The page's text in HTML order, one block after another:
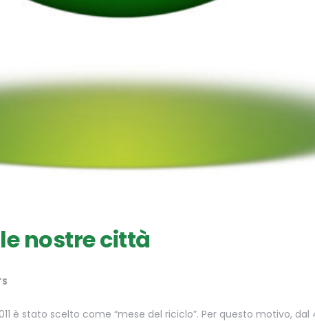
nostre città
è stato scelto come “mese del riciclo”. Per questo motivo, dal